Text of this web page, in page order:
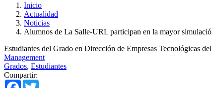
Inicio
Actualidad
Noticias
Alumnos de La Salle-URL participan en la mayor
Estudiantes del Grado en Dirección de Empresas Tecnológicas
Management
Grados, Estudiantes
Compartir:
Facebook